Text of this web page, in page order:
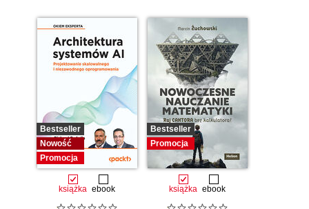
Bestseller
Nowość
Promocja
książka ebook
Bestseller
Promocja
książka ebook